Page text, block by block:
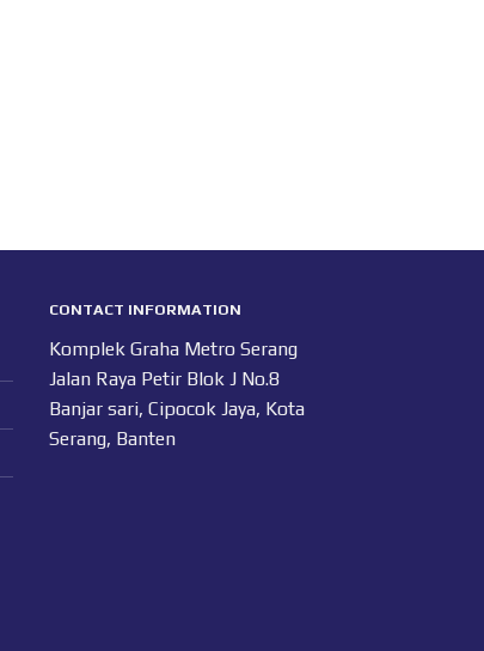
CONTACT INFORMATION
Komplek Graha Metro Serang
Jalan Raya Petir Blok J No.8
Banjar sari, Cipocok Jaya, Kota
Serang, Banten